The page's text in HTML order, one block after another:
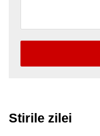
Stirile zilei